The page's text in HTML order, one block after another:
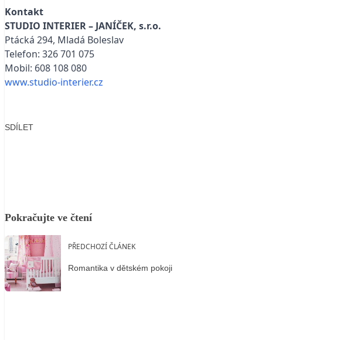
Kontakt
STUDIO INTERIER – JANÍČEK, s.r.o.
Ptácká 294, Mladá Boleslav
Telefon: 326 701 075
Mobil: 608 108 080
www.studio-interier.cz
SDÍLET
Pokračujte ve čtení
PŘEDCHOZÍ ČLÁNEK
Romantika v dětském pokoji